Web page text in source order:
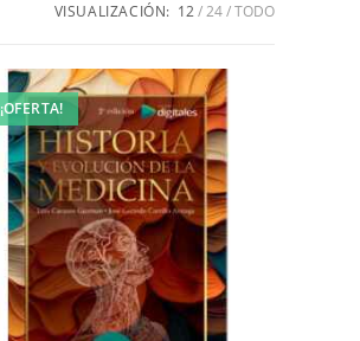
VISUALIZACIÓN: 12 24 TODO
¡OFERTA!